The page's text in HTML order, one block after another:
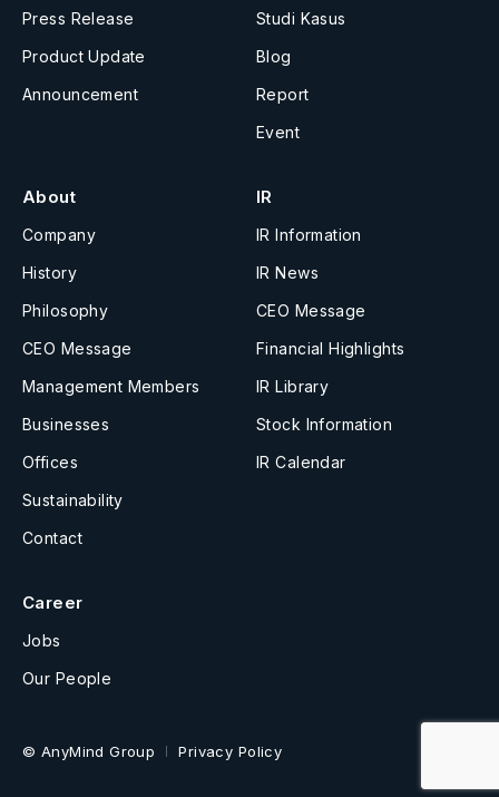
Press Release
Product Update
Announcement
Studi Kasus
Blog
Report
Event
About
Company
History
Philosophy
CEO Message
Management Members
Businesses
Offices
Sustainability
Contact
IR
IR Information
IR News
CEO Message
Financial Highlights
IR Library
Stock Information
IR Calendar
Career
Jobs
Our People
© AnyMind Group Privacy Policy